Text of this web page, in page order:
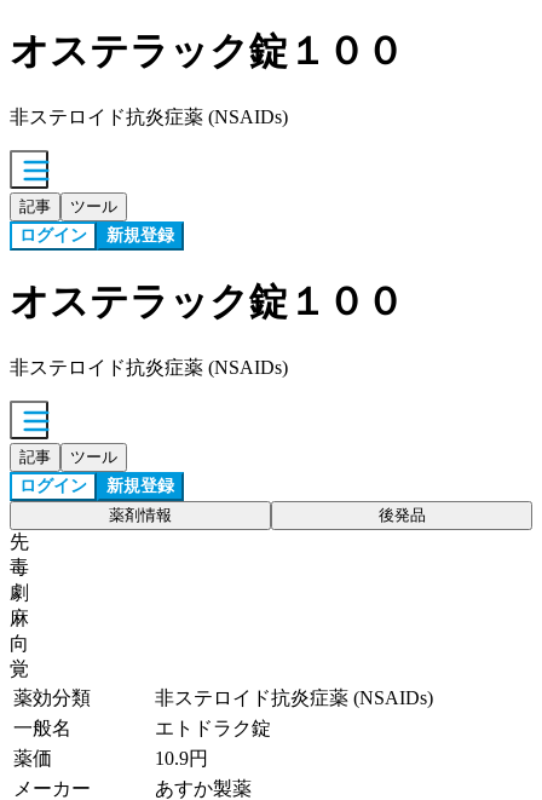
オステラック錠１００
非ステロイド抗炎症薬 (NSAIDs)
記事 ツール
ログイン 新規登録
オステラック錠１００
非ステロイド抗炎症薬 (NSAIDs)
記事 ツール
ログイン 新規登録
薬剤情報 後発品
先
毒
劇
麻
向
覚
薬効分類
非ステロイド抗炎症薬 (NSAIDs)
一般名
エトドラク錠
薬価
10.9円
メーカー
あすか製薬